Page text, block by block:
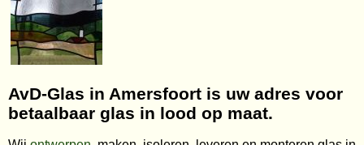
AvD-Glas in Amersfoort is uw adres voor
betaalbaar glas in lood op maat.